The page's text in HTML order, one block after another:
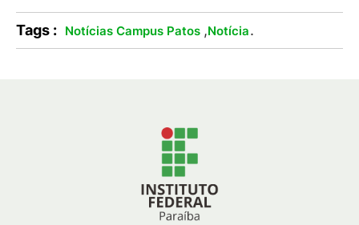
Tags : Notícias Campus Patos ,Notícia.